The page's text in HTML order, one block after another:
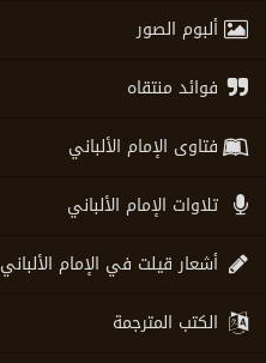
ألبوم الصور
فوائد منتقاه
فتاوى الإمام الألباني
تلاوات الإمام الألباني
أشعار قيلت في الإمام الألباني
الكتب المترجمة